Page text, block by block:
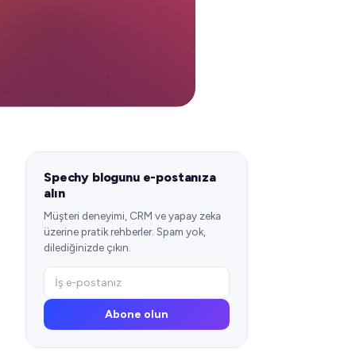
Spechy blogunu e-postanıza
alın
Müşteri deneyimi, CRM ve yapay zeka
üzerine pratik rehberler. Spam yok,
dilediğinizde çıkın.
Abone olun